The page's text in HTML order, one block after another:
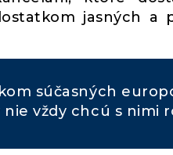
jasných a
súčasných
nie vždy chcú s nimi